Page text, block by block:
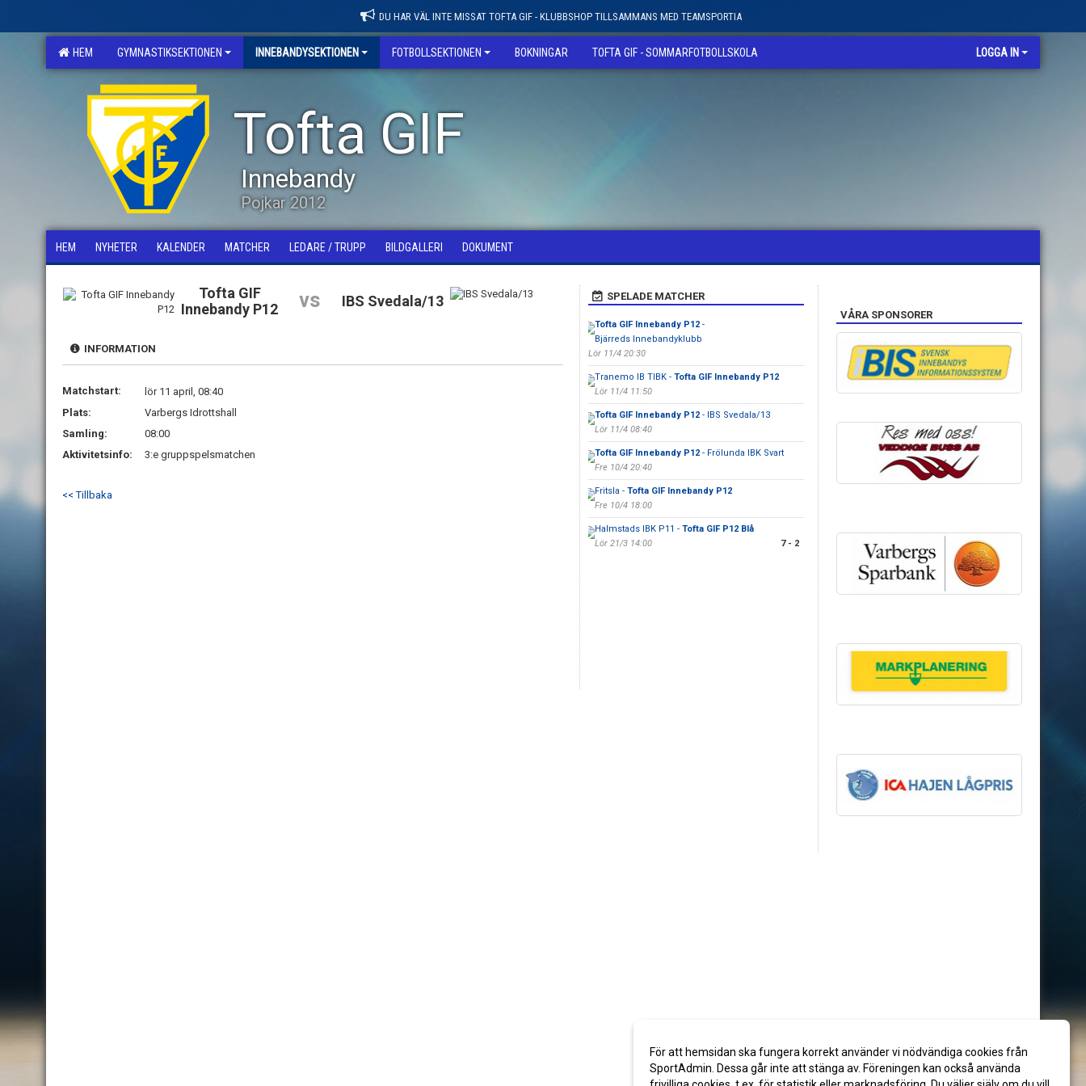
DU HAR VÄL INTE MISSAT TOFTA GIF - KLUBBSHOP TILLSAMMANS MED TEAMSPORTIA
HEM GYMNASTIKSEKTIONEN INNEBANDYSEKTIONEN FOTBOLLSEKTIONEN BOKNINGAR TOFTA GIF - SOMMARFOTBOLLSKOLA LOGGA IN
Tofta GIF
Innebandy
Pojkar 2012
HEM NYHETER KALENDER MATCHER LEDARE / TRUPP BILDGALLERI DOKUMENT
Tofta GIF
Innebandy P12
vs IBS Svedala/13
INFORMATION
Matchstart:
lör 11 april, 08:40
Plats:
Varbergs Idrottshall
Samling:
08:00
Aktivitetsinfo:
3:e gruppspelsmatchen
<< Tillbaka
SPELADE MATCHER
Tofta GIF Innebandy P12-
Bjärreds Innebandyklubb
Lör 11/4 20:30
Tranemo IB TIBK - Tofta GIF Innebandy P12
Lör 11/4 11:50
Tofta GIF Innebandy P12- IBS Svedala/13
Lör 11/4 08:40
Tofta GIF Innebandy P12- Frölunda IBK Svart
Fre 10/4 20:40
Fritsla - Tofta GIF Innebandy P12
Fre 10/4 18:00
Halmstads IBK P11 - Tofta GIF P12 Blå
Lör 21/3 14:00
7 - 2
VÅRA SPONSORER
För att hemsidan ska fungera korrekt använder vi nödvändiga cookies från
SportAdmin. Dessa går inte att stänga av. Föreningen kan också använda